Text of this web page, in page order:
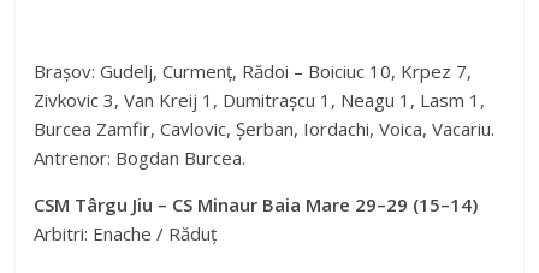
Brașov: Gudelj, Curmenț, Rădoi – Boiciuc 10, Krpez 7,
Zivkovic 3, Van Kreij 1, Dumitrașcu 1, Neagu 1, Lasm 1,
Burcea Zamfir, Cavlovic, Șerban, Iordachi, Voica, Vacariu.
Antrenor: Bogdan Burcea.
CSM Târgu Jiu – CS Minaur Baia Mare 29–29 (15–14)
Arbitri: Enache / Răduț